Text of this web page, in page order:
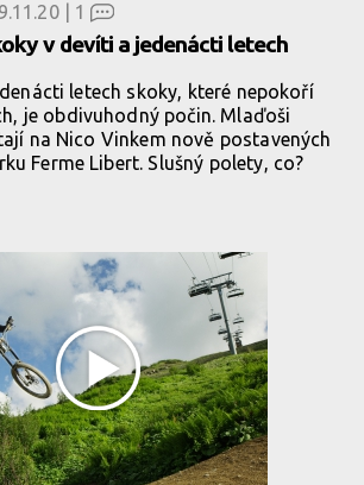
| 1
v devíti a jedenácti letech
letech skoky, které nepokoří
je obdivuhodný počin. Mlaďoši
na Nico Vinkem nově postavených
Ferme Libert. Slušný polety, co?